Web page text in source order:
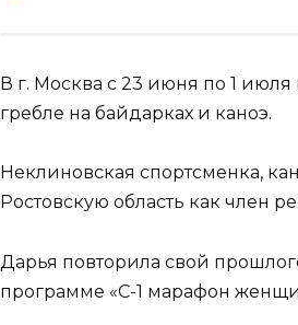
В г. Москва с 23 июня по 1
гребле на байдарках и каноэ.
Неклиновская спортсменка,
Ростовскую область как член
Дарья повторила свой
программе «С-1 марафон